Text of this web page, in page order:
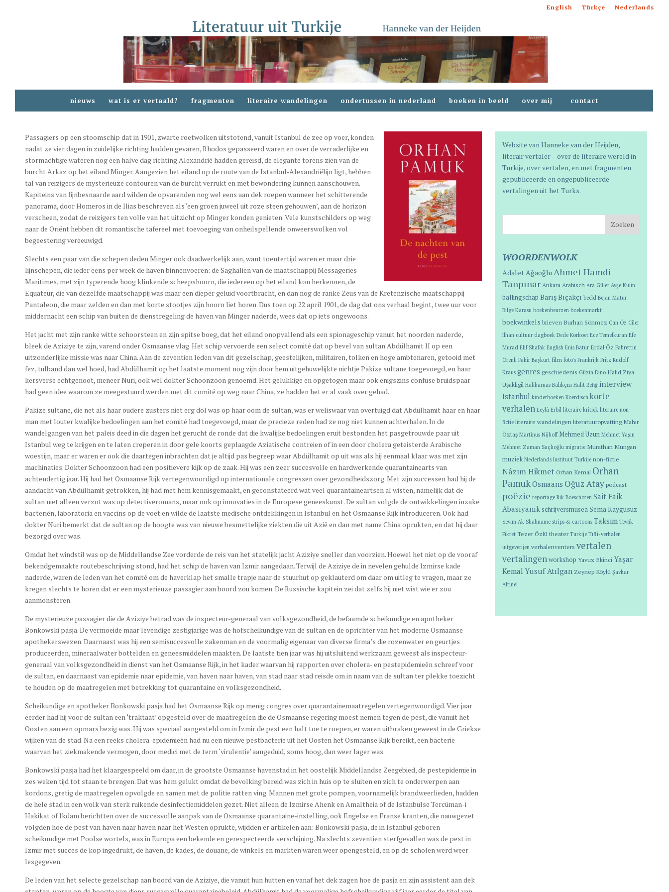
English Türkçe Nederlands
nieuws wat is er vertaald? fragmenten literaire wandelingen ondertussen in nederland boeken in beeld over mij contact
Passagiers op een stoomschip dat in 1901, zwarte roetwolken uitstotend, vanuit Istanbul de zee op voer, konden
nadat ze vier dagen in zuidelijke richting hadden gevaren, Rhodos gepasseerd waren en over de verraderlijke en
stormachtige wateren nog een halve dag richting Alexandrië hadden gereisd, de elegante torens zien van de
burcht Arkaz op het eiland Minger. Aangezien het eiland op de route van de Istanbul-Alexandriëlijn ligt, hebben
tal van reizigers de mysterieuze contouren van de burcht verrukt en met bewondering kunnen aanschouwen.
Kapiteins van fijnbesnaarde aard wilden de opvarenden nog wel eens aan dek roepen wanneer het schitterende
panorama, door Homeros in de Ilias beschreven als ‘een groen juweel uit roze steen gehouwen’, aan de horizon
verscheen, zodat de reizigers ten volle van het uitzicht op Minger konden genieten. Vele kunstschilders op weg
naar de Oriënt hebben dit romantische tafereel met toevoeging van onheilspellende onweerswolken vol
begeestering vereeuwigd.
Slechts een paar van die schepen deden Minger ook daadwerkelijk aan, want toentertijd waren er maar drie
lijnschepen, die ieder eens per week de haven binnenvoeren: de Saghalien van de maatschappij Messageries
Maritimes, met zijn typerende hoog klinkende scheepshoorn, die iedereen op het eiland kon herkennen, de
Equateur, die van dezelfde maatschappij was maar een dieper geluid voortbracht, en dan nog de ranke Zeus van de Kretenzische maatschappij
Pantaleon, die maar zelden en dan met korte stootjes zijn hoorn liet horen. Dus toen op 22 april 1901, de dag dat ons verhaal begint, twee uur voor
middernacht een schip van buiten de dienstregeling de haven van Minger naderde, wees dat op iets ongewoons.
Het jacht met zijn ranke witte schoorsteen en zijn spitse boeg, dat het eiland onopvallend als een spionageschip vanuit het noorden naderde,
bleek de Aziziye te zijn, varend onder Osmaanse vlag. Het schip vervoerde een select comité dat op bevel van sultan Abdülhamit II op een
uitzonderlijke missie was naar China. Aan de zeventien leden van dit gezelschap, geestelijken, militairen, tolken en hoge ambtenaren, getooid met
fez, tulband dan wel hoed, had Abdülhamit op het laatste moment nog zijn door hem uitgehuwelijkte nichtje Pakize sultane toegevoegd, en haar
kersverse echtgenoot, meneer Nuri, ook wel dokter Schoonzoon genoemd. Het gelukkige en opgetogen maar ook enigszins confuse bruidspaar
had geen idee waarom ze meegestuurd werden met dit comité op weg naar China, ze hadden het er al vaak over gehad.
Pakize sultane, die net als haar oudere zusters niet erg dol was op haar oom de sultan, was er weliswaar van overtuigd dat Abdülhamit haar en haar
man met louter kwalijke bedoelingen aan het comité had toegevoegd, maar de precieze reden had ze nog niet kunnen achterhalen. In de
wandelgangen van het paleis deed in die dagen het gerucht de ronde dat die kwalijke bedoelingen eruit bestonden het pasgetrouwde paar uit
Istanbul weg te krijgen en te laten creperen in door gele koorts geplaagde Aziatische contreien of in een door cholera geteisterde Arabische
woestijn, maar er waren er ook die daartegen inbrachten dat je altijd pas begreep waar Abdülhamit op uit was als hij eenmaal klaar was met zijn
machinaties. Dokter Schoonzoon had een positievere kijk op de zaak. Hij was een zeer succesvolle en hardwerkende quarantainearts van
achtendertig jaar. Hij had het Osmaanse Rijk vertegenwoordigd op internationale congressen over gezondheidszorg. Met zijn successen had hij de
aandacht van Abdülhamit getrokken, hij had met hem kennisgemaakt, en geconstateerd wat veel quarantaineartsen al wisten, namelijk dat de
sultan niet alleen verzot was op detectiveromans, maar ook op innovaties in de Europese geneeskunst. De sultan volgde de ontwikkelingen inzake
bacteriën, laboratoria en vaccins op de voet en wilde de laatste medische ontdekkingen in Istanbul en het Osmaanse Rijk introduceren. Ook had
dokter Nuri bemerkt dat de sultan op de hoogte was van nieuwe besmettelijke ziekten die uit Azië en dan met name China oprukten, en dat hij daar
bezorgd over was.
Omdat het windstil was op de Middellandse Zee vorderde de reis van het statelijk jacht Aziziye sneller dan voorzien. Hoewel het niet op de vooraf
bekendgemaakte routebeschrijving stond, had het schip de haven van Izmir aangedaan. Terwijl de Aziziye de in nevelen gehulde Izmirse kade
naderde, waren de leden van het comité om de haverklap het smalle trapje naar de stuurhut op geklauterd om daar om uitleg te vragen, maar ze
kregen slechts te horen dat er een mysterieuze passagier aan boord zou komen. De Russische kapitein zei dat zelfs hij niet wist wie er zou
aanmonsteren.
De mysterieuze passagier die de Aziziye betrad was de inspecteur-generaal van volksgezondheid, de befaamde scheikundige en apotheker
Bonkowski pasja. De vermoeide maar levendige zestigjarige was de hofscheikundige van de sultan en de oprichter van het moderne Osmaanse
apothekerswezen. Daarnaast was hij een semisuccesvolle zakenman en de voormalig eigenaar van diverse firma’s die rozenwater en geurtjes
produceerden, mineraalwater bottelden en geneesmiddelen maakten. De laatste tien jaar was hij uitsluitend werkzaam geweest als inspecteur-
generaal van volksgezondheid in dienst van het Osmaanse Rijk, in het kader waarvan hij rapporten over cholera‑ en pestepidemieën schreef voor
de sultan, en daarnaast van epidemie naar epidemie, van haven naar haven, van stad naar stad reisde om in naam van de sultan ter plekke toezicht
te houden op de maatregelen met betrekking tot quarantaine en volksgezondheid.
Scheikundige en apotheker Bonkowski pasja had het Osmaanse Rijk op menig congres over quarantainemaatregelen vertegenwoordigd. Vier jaar
eerder had hij voor de sultan een ‘traktaat’ opgesteld over de maatregelen die de Osmaanse regering moest nemen tegen de pest, die vanuit het
Oosten aan een opmars bezig was. Hij was speciaal aangesteld om in Izmir de pest een halt toe te roepen, er waren uitbraken geweest in de Griekse
wijken van de stad. Na een reeks cholera-epidemieën had nu een nieuwe pestbacterie uit het Oosten het Osmaanse Rijk bereikt, een bacterie
waarvan het ziekmakende vermogen, door medici met de term ‘virulentie’ aangeduid, soms hoog, dan weer lager was.
Bonkowski pasja had het klaargespeeld om daar, in de grootste Osmaanse havenstad in het oostelijk Middellandse Zeegebied, de pestepidemie in
zes weken tijd tot staan te brengen. Dat was hem gelukt omdat de bevolking bereid was zich in huis op te sluiten en zich te onderwerpen aan
kordons, gretig de maatregelen opvolgde en samen met de politie ratten ving. Mannen met grote pompen, voornamelijk brandweerlieden, hadden
de hele stad in een wolk van sterk ruikende desinfectiemiddelen gezet. Niet alleen de Izmirse Ahenk en Amaltheia of de Istanbulse Tercüman-i
Hakikat of Ikdam berichtten over de succesvolle aanpak van de Osmaanse quarantaine-instelling, ook Engelse en Franse kranten, die nauwgezet
volgden hoe de pest van haven naar haven naar het Westen oprukte, wijdden er artikelen aan: Bonkowski pasja, de in Istanbul geboren
scheikundige met Poolse wortels, was in Europa een bekende en gerespecteerde verschijning. Na slechts zeventien sterfgevallen was de pest in
Izmir met succes de kop ingedrukt, de haven, de kades, de douane, de winkels en markten waren weer opengesteld, en op de scholen werd weer
lesgegeven.
De leden van het selecte gezelschap aan boord van de Aziziye, die vanuit hun hutten en vanaf het dek zagen hoe de pasja en zijn assistent aan dek
Website vanHanneke van der Heijden,
literair vertaler – over de literaire wereld in
Turkije, over vertalen, en met fragmenten
gepubliceerde en ongepubliceerde
vertalingen uit het Turks.
WOORDENWOLK
Adalet AğaoğluAhmet Hamdi
Tanpınar Ankara Arabisch Ara Güler Ayşe Kulin
ballingschap Barış Bıçakçı beeld Bejan Matur
Bilge Karasu boekenbeurzen boekenmarkt
boekwinkels brieven Burhan Sönmez Can Öz Ciler
Ilhan cultuur dagboek Dede Korkoet Ece Temelkuran Efe
Murad Elif Shafak English Enis Batur Erdal Öz Fahrettin
Örenli Fakir Baykurt film foto's Frankrijk Fritz Rudolf
Kraus genres geschiedenis Güzin Dino Halid Ziya
Uşaklıgil Halikarnas Balıkçısı Halit Refiğ interview
Istanbul kinderboeken Koerdisch korte
verhalen Leylâ Erbil literaire kritiek literaire non-
fictie literaire wandelingen literatuuropvatting Mahir
Öztaş Martinus Nijhoff Mehmed Uzun Mehmet Yaşın
Mehmet Zaman Saçlıoğlu migratie Murathan Mungan
muziek Nederlands Instituut Turkije non-fictie
Nâzım Hikmet Orhan Kemal Orhan
PamukOsmaans Oğuz Atay podcast
poëzie reportage Rik Boeschoten Sait Faik
Abasıyanık schrijversmuseaSema Kaygusuz
Sevim Ak Shahname strips & cartoons Taksim Tevfik
Fikret Tezer Özlü theater Turkije Tıflî-verhalen
uitgeverijen verhalenventers vertalen
vertalingenworkshop Yavuz Ekinci Yaşar
Kemal Yusuf Atılgan Zeynep Köylü Şavkar
Altınel